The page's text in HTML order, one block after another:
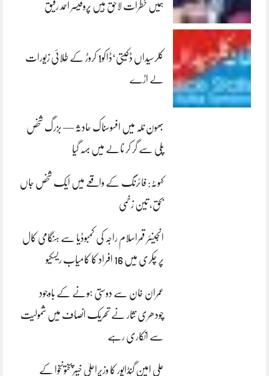
ہمیں خطرات لاحق ہیں پروفیسر احمد رفیق
کلرسیداں ڈکیتی‘ڈاکو1 کروڑ کے طلائی زیورات
لے اڑے
بھون نلہ میں افسوسناک حادثہ — بزرگ شخص
پلی سے گر کر نالے میں بہہ گیا
کہوٹہ: فائرنگ کے واقعے میں ایک شخص جاں
بحق، تین زخمی
انجینئر قمراسلام راجہ کی کمبوڈیا سے ہنگامی کال
پر چکری میں 16 افراد کا کامیاب ریسکیو
عمران خان سے دوستی ہونے کے باوجود
چودھری نثار نے تحریک انصاف میں شمولیت
سے انکاری رہے
علی امین گنڈاپور کا وزیراعلیٰ خیبرپختونخوا کے